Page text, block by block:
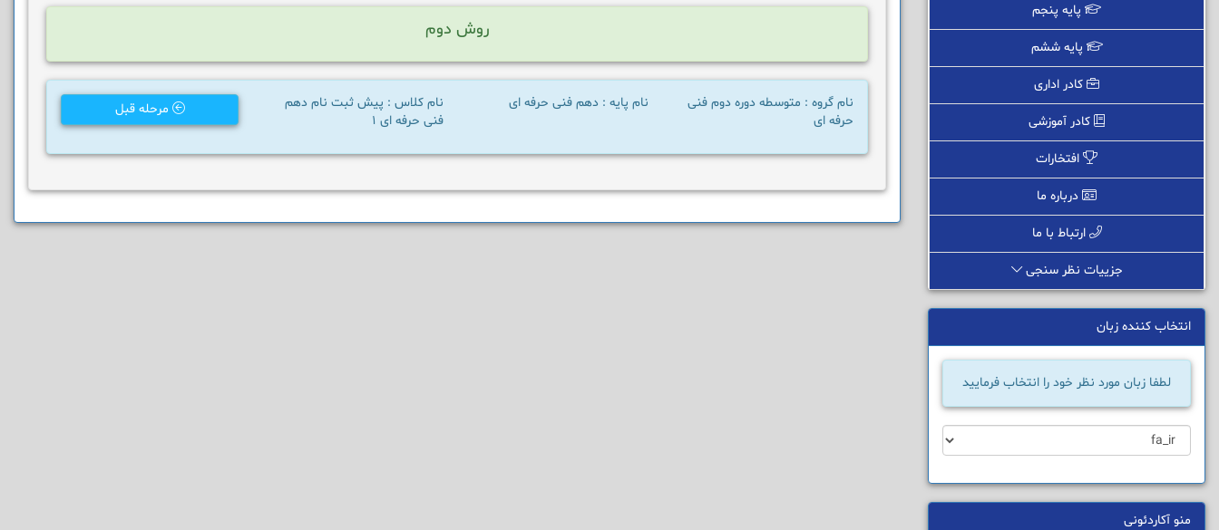
روش دوم
نام گروه : متوسطه دوره دوم فنی
حرفه ای
نام پایه : دهم فنی حرفه ای
نام کلاس : پیش ثبت نام دهم
فنی حرفه ای 1
مرحله قبل
پایه پنجم
پایه ششم
کادر اداری
کادر آموزشی
افتخارات
درباره ما
ارتباط با ما
جزییات نظر سنجی
انتخاب کننده زبان
لطفا زبان مورد نظر خود را انتخاب فرمایید
منو آکاردئونی